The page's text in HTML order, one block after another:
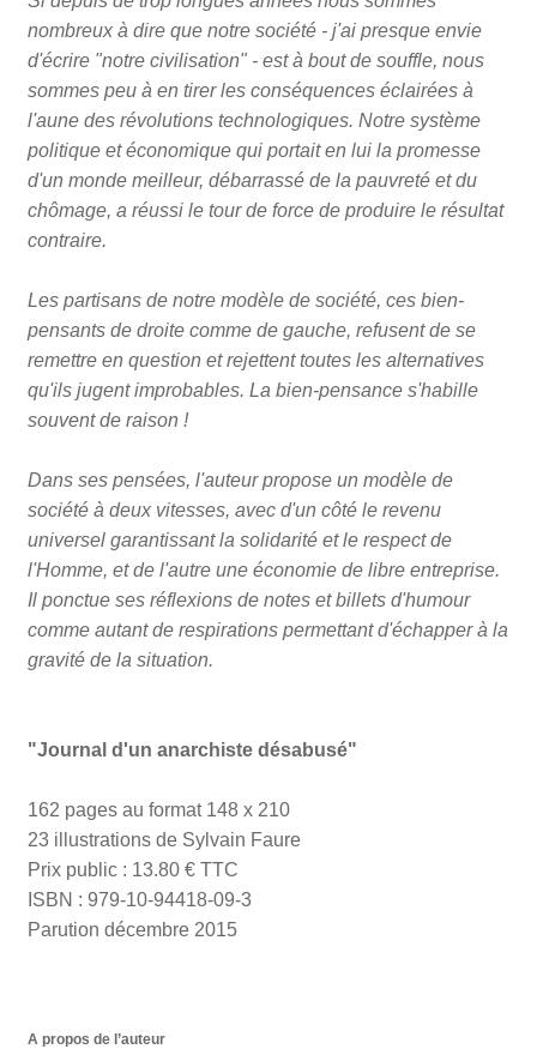
nombreux à dire que notre société - j'ai presque envie
d'écrire "notre civilisation" - est à bout de souffle, nous
sommes peu à en tirer les conséquences éclairées à
l'aune des révolutions technologiques. Notre système
politique et économique qui portait en lui la promesse
d'un monde meilleur, débarrassé de la pauvreté et du
chômage, a réussi le tour de force de produire le résultat
contraire.
Les partisans de notre modèle de société, ces bien-
pensants de droite comme de gauche, refusent de se
remettre en question et rejettent toutes les alternatives
qu'ils jugent improbables. La bien-pensance s'habille
souvent de raison !
Dans ses pensées, l'auteur propose un modèle de
société à deux vitesses, avec d'un côté le revenu
universel garantissant la solidarité et le respect de
l'Homme, et de l'autre une économie de libre entreprise.
Il ponctue ses réflexions de notes et billets d'humour
comme autant de respirations permettant d'échapper à la
gravité de la situation.
"Journal d'un anarchiste désabusé"
162 pages au format 148 x 210
23 illustrations de Sylvain Faure
Prix public : 13.80 € TTC
ISBN : 979-10-94418-09-3
Parution décembre 2015
A propos de l’auteur